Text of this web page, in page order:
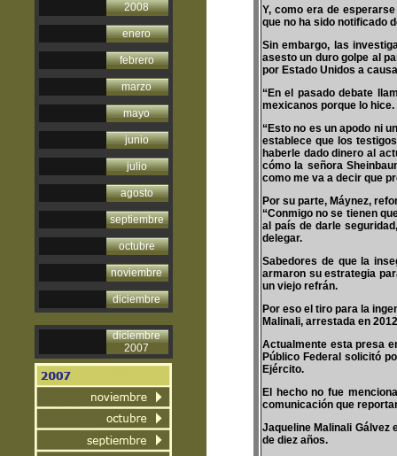
2008
enero
febrero
marzo
mayo
junio
julio
agosto
septiembre
octubre
noviembre
diciembre
diciembre
2007
Y, como era de
que no ha sido notificado
Sin embargo, las
asesto un duro golpe al
por Estado Unidos a
“En el pasado debate
mexicanos porque lo hice.
“Esto no es un apodo ni
establece que los
haberle dado dinero al
cómo la señora
como me va a decir que
Por su parte, Máynez,
“Conmigo no se tienen
al país de darle
delegar.
Sabedores de que la
armaron su estrategia
un viejo refrán.
Por eso el tiro para la
Malinali, arrestada en
Actualmente esta presa
Público Federal solicitó
Ejército.
El hecho no fue
comunicación que
Jaqueline Malinali Gálvez
de diez años.